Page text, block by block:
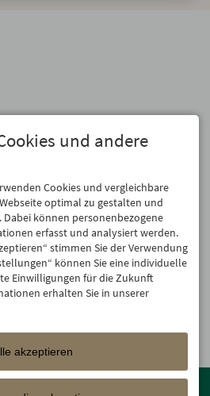
weiter. Wir mögen auch keinen Spam.
möglich.
Resort Familien mit den schönsten
und andere
Cookies und vergleichbare
optimal zu gestalten und
können personenbezogene
erfasst und analysiert werden.
stimmen Sie der Verwendung
können Sie eine individuelle
Einwilligungen für die Zukunft
erhalten Sie in unserer
akzeptieren